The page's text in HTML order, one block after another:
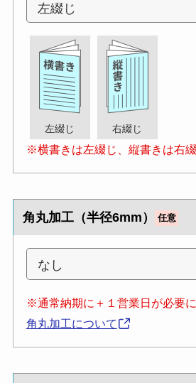
左綴じ 右綴じ
※横書きは左綴じ、縦書きは右綴
角丸加工（半径6mm） 任意
※通常納期に＋１営業日が必要に
角丸加工について